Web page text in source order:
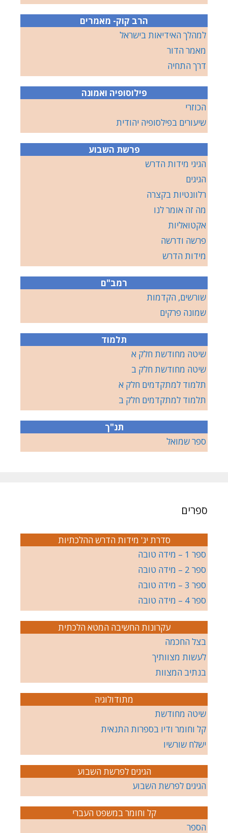
הרב קוק- מאמרים
למהלך האידיאות בישראל
מאמר הדור
דרך התחיה
פילוסופיה ואמונה
הכוזרי
שיעורים בפילסופיה יהודית
פרשת השבוע
הגיגי מידות הדרש
הגיגים
רלוונטיות בקצרה
מה זה אומר לנו
אקטואליות
פרשה ודרשה
מידות הדרש
רמב"ם
שורשים, הקדמות
שמונה פרקים
תלמוד
שיטה מחודשת חלק א
שיטה מחודשת חלק ב
תלמוד למתקדמים חלק א
תלמוד למתקדמים חלק ב
תנ"ך
ספר שמואל
ספרים
סדרת יג' מידות הדרש ההלכתיות
ספר 1 – מידה טובה
ספר 2 – מידה טובה
ספר 3 – מידה טובה
ספר 4 – מידה טובה
עקרונות החשיבה המטא הלכתית
בצל החכמה
לעשות מצוותיך
בנתיב המצוות
מתודולוגיה
שיטה מחודשת
קל וחומר ודיו בספרות התנאית
ישלח שורשיו
הגיגים לפרשת השבוע
הגיגים לפרשת השבוע
קל וחומר במשפט העברי
הספר